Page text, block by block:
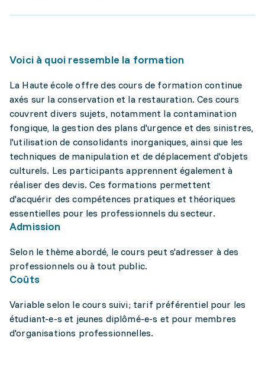
Voici à quoi ressemble la formation
La Haute école offre des cours de formation continue
axés sur la conservation et la restauration. Ces cours
couvrent divers sujets, notamment la contamination
fongique, la gestion des plans d'urgence et des sinistres,
l'utilisation de consolidants inorganiques, ainsi que les
techniques de manipulation et de déplacement d'objets
culturels. Les participants apprennent également à
réaliser des devis. Ces formations permettent
d'acquérir des compétences pratiques et théoriques
essentielles pour les professionnels du secteur.
Admission
Selon le thème abordé, le cours peut s'adresser à des
professionnels ou à tout public.
Coûts
Variable selon le cours suivi; tarif préférentiel pour les
étudiant-e-s et jeunes diplômé-e-s et pour membres
d'organisations professionnelles.